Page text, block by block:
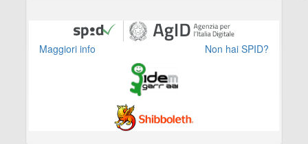
Maggiori info Non hai SPID?